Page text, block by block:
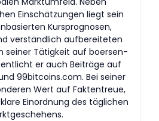
Einschätzungen liegt sein
Kursprognosen,
verständlich aufbereiteten
seiner Tätigkeit auf boersen-
er auch Beiträge auf
99bitcoins.com. Bei seiner
Wert auf Faktentreue,
Einordnung des täglichen